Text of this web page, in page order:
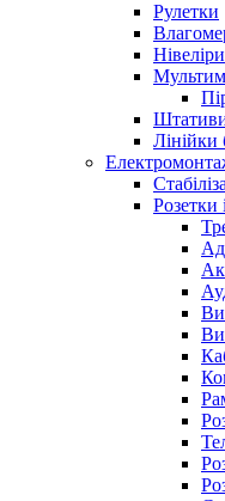
Рулетки
Нівеліри
Штативи
Лінійки
Розетки